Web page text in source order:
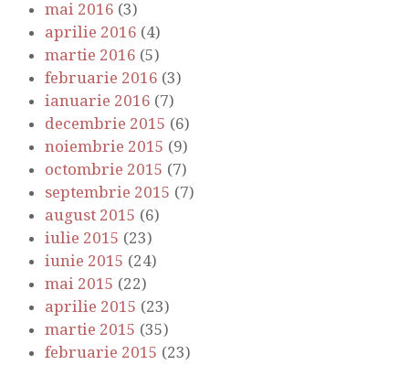
mai 2016 (3)
aprilie 2016 (4)
martie 2016 (5)
februarie 2016 (3)
ianuarie 2016 (7)
decembrie 2015 (6)
noiembrie 2015 (9)
octombrie 2015 (7)
septembrie 2015 (7)
august 2015 (6)
iulie 2015 (23)
iunie 2015 (24)
mai 2015 (22)
aprilie 2015 (23)
martie 2015 (35)
februarie 2015 (23)